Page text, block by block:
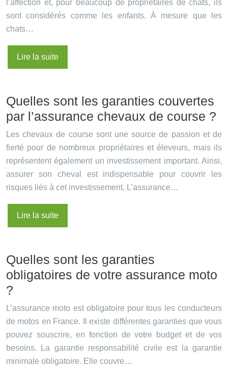
l’affection et, pour beaucoup de propriétaires de chats, ils
sont considérés comme les enfants. À mesure que les
chats…
Lire la suite
Quelles sont les garanties couvertes
par l’assurance chevaux de course ?
Les chevaux de course sont une source de passion et de
fierté pour de nombreux propriétaires et éleveurs, mais ils
représentent également un investissement important. Ainsi,
assurer son cheval est indispensable pour couvrir les
risques liés à cet investissement. L’assurance…
Lire la suite
Quelles sont les garanties
obligatoires de votre assurance moto
?
L’assurance moto est obligatoire pour tous les conducteurs
de motos en France. Il existe différentes garanties que vous
pouvez souscrire, en fonction de votre budget et de vos
besoins. La garantie responsabilité civile est la garantie
minimale obligatoire. Elle couvre…